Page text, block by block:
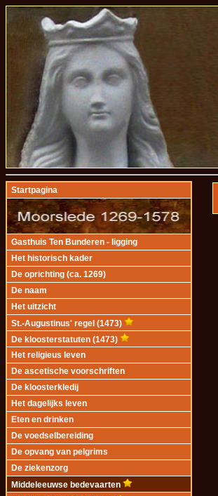
Startpagina
Gasthuis Ten Bunderen - ligging
Het historisch kader
De oprichting (ca. 1269)
De naam
Het uitzicht
St.-Augustinus' regel (1473)
De kloosterstatuten (1473)
Het religieus leven
De ascetische voorschriften
De kloosterkledij
Het dagelijks leven
Eten en drinken
De voedselbereiding
De opvang van pelgrims
De ziekenzorg
Middeleeuwse bedevaarten